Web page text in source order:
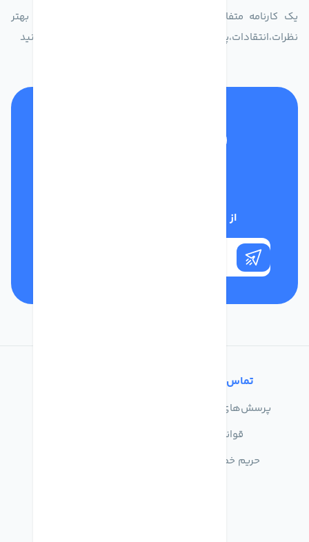
یک کارنامه متفاوت از زندگیت ثبت کن برای ارایه خدمات بهتر
نظرات،انتقادات،پیشنهاداتتان را به سامانه 30004719 ارسال کنید
از تخفیف‌های فروشگاه با خبر شوید
تماس با ما
پرسش‌های متداول
قوانین
حریم خصوصی